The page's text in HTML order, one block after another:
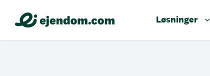
Løsninger